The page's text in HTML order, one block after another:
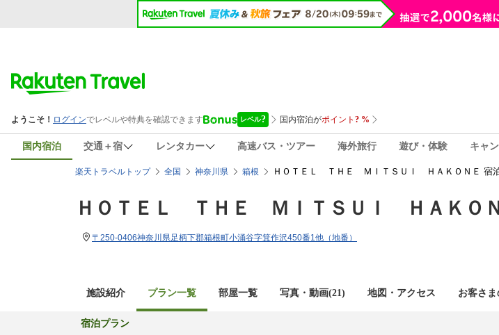
国内宿泊 交通＋宿 レンタカー 高速バス・ツアー 海外旅行 遊び・体験 キャ
楽天トラベルトップ 全国 神奈川県 箱根 ＨＯＴＥＬ ＴＨＥ ＭＩＴＳＵＩ ＨＡＫＯＮＥ 宿
ＨＯＴＥＬ ＴＨＥ ＭＩＴＳＵＩ ＨＡＫＯ
〒250-0406神奈川県足柄下郡箱根町小涌谷字箕作沢450番1他（地番）
施設紹介 プラン一覧 部屋一覧 写真・動画(21) 地図・アクセス お客さ
宿泊プラン